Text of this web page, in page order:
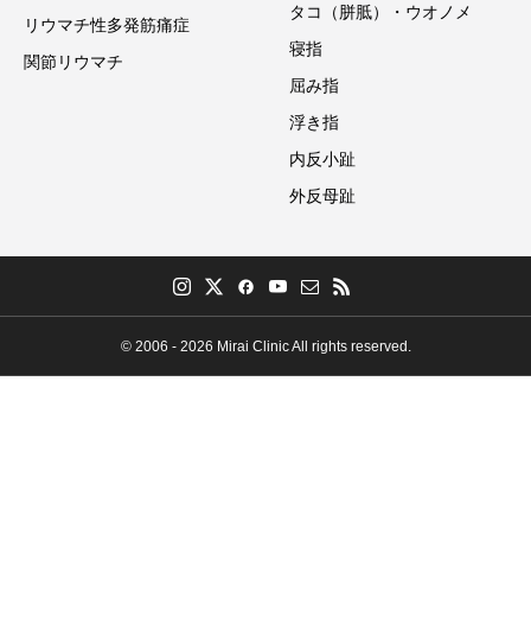
リウマチ性多発筋痛症
関節リウマチ
タコ（胼胝）・ウオノメ
寝指
屈み指
浮き指
内反小趾
外反母趾
© 2006 - 2026 Mirai Clinic All rights reserved.